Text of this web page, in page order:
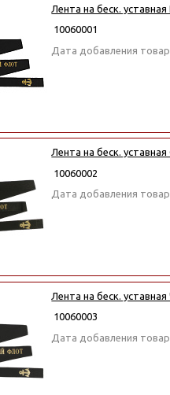
Лента на беск.
10060001
Дата добавления
Лента на беск.
10060002
Дата добавления
Лента на беск.
10060003
Дата добавления